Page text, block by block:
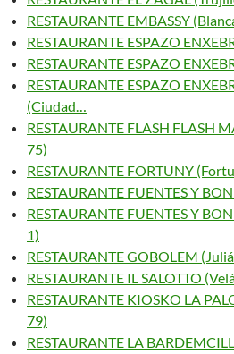
RESTAURANTE EMBASSY
RESTAURANTE ESPAZO
RESTAURANTE ESPAZO
RESTAURANTE ESPAZO
(Ciudad…
RESTAURANTE FLASH FLASH
75)
RESTAURANTE FORTUNY
RESTAURANTE FUENTES Y
RESTAURANTE FUENTES Y
1)
RESTAURANTE GOBOLEM
RESTAURANTE IL SALOTTO
RESTAURANTE KIOSKO LA
79)
RESTAURANTE LA